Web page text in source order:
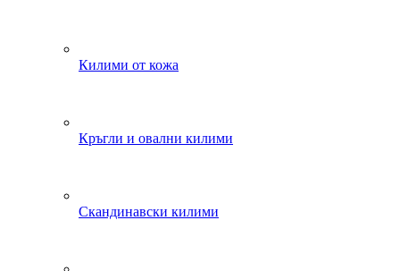
Килими от кожа
Кръгли и овални килими
Скандинавски килими